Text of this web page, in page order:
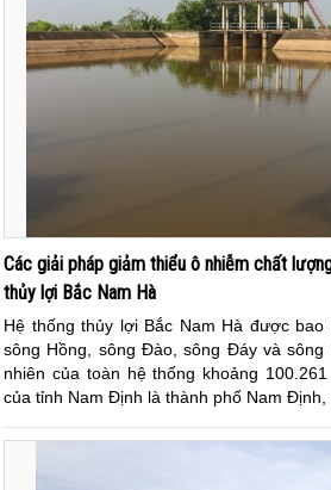
Các giải pháp giảm thiểu ô nhiễm chất
thủy lợi Bắc Nam Hà
Hệ thống thủy lợi Bắc Nam Hà được
sông Hồng, sông Đào, sông Đáy và
nhiên của toàn hệ thống khoảng
của tỉnh Nam Định là thành phố Nam Định,